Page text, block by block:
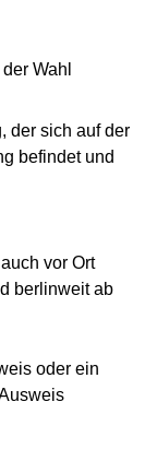
Wahl
der sich auf der
befindet und
vor Ort
berlinweit ab
oder ein